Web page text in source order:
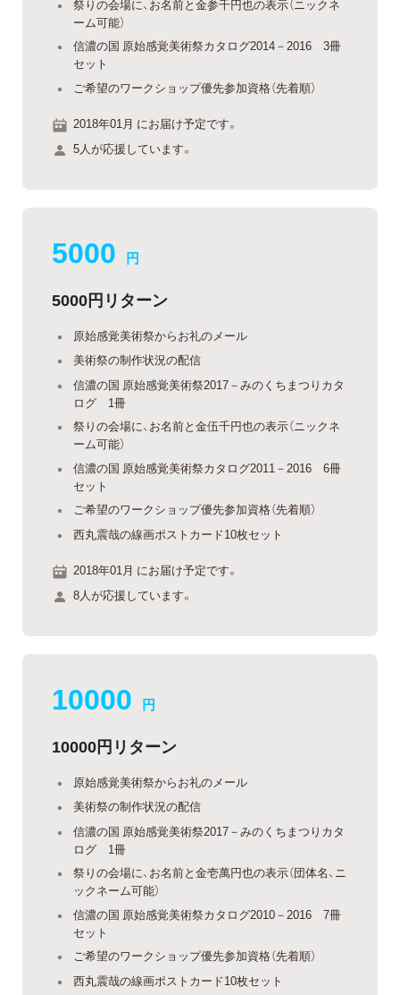
祭りの会場に、お名前と金参千円也の表示（ニックネ
ーム可能）
信濃の国 原始感覚美術祭カタログ2014－2016 3冊
セット
ご希望のワークショップ優先参加資格（先着順）
2018年01月 にお届け予定です。
5人が応援しています。
5000 円
5000円リターン
原始感覚美術祭からお礼のメール
美術祭の制作状況の配信
信濃の国 原始感覚美術祭2017－みのくちまつりカタ
ログ 1冊
祭りの会場に、お名前と金伍千円也の表示（ニックネ
ーム可能）
信濃の国 原始感覚美術祭カタログ2011－2016 6冊
セット
ご希望のワークショップ優先参加資格（先着順）
西丸震哉の線画ポストカード10枚セット
2018年01月 にお届け予定です。
8人が応援しています。
10000 円
10000円リターン
原始感覚美術祭からお礼のメール
美術祭の制作状況の配信
信濃の国 原始感覚美術祭2017－みのくちまつりカタ
ログ 1冊
祭りの会場に、お名前と金壱萬円也の表示（団体名、ニ
ックネーム可能）
信濃の国 原始感覚美術祭カタログ2010－2016 7冊
セット
ご希望のワークショップ優先参加資格（先着順）
西丸震哉の線画ポストカード10枚セット